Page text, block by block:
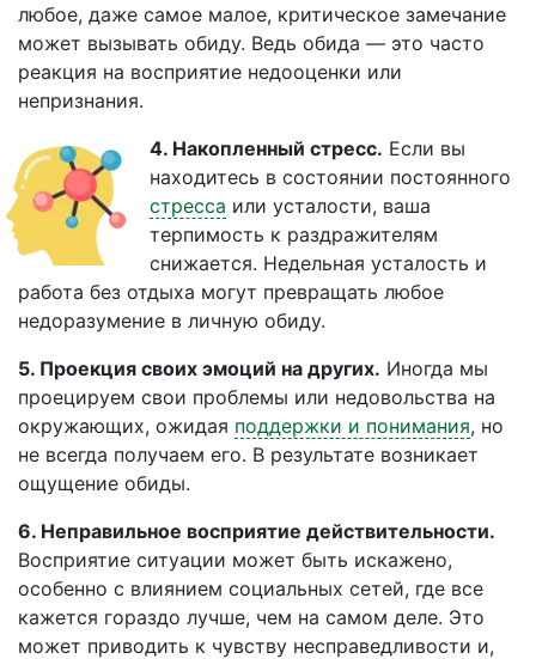
любое, даже самое малое, критическое замечание
может вызывать обиду. Ведь обида — это часто
реакция на восприятие недооценки или
непризнания.
4. Накопленный стресс. Если вы
находитесь в состоянии постоянного
стресса или усталости, ваша
терпимость к раздражителям
снижается. Недельная усталость и
работа без отдыха могут превращать любое
недоразумение в личную обиду.
5. Проекция своих эмоций на других. Иногда мы
проецируем свои проблемы или недовольства на
окружающих, ожидая поддержки и понимания, но
не всегда получаем его. В результате возникает
ощущение обиды.
6. Неправильное восприятие действительности.
Восприятие ситуации может быть искажено,
особенно с влиянием социальных сетей, где все
кажется гораздо лучше, чем на самом деле. Это
может приводить к чувству несправедливости и,